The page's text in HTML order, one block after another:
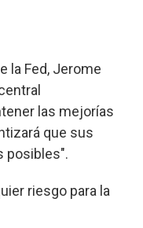
la Fed, Jerome
las mejorías
que sus
posibles".
riesgo para la